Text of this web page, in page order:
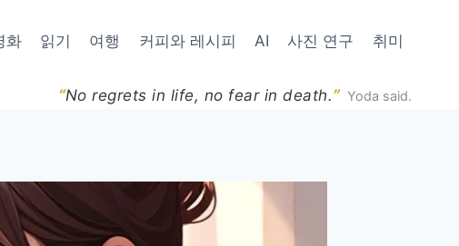
화 읽기 여행 커피와 레시피 AI 사진 연구 취미
“No regrets in life, no fear in death.” Yoda said.